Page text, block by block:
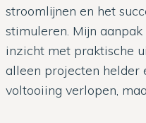
stroomlijnen en het
stimuleren. Mijn
inzicht met praktische
alleen projecten helder
voltooiing verlopen,